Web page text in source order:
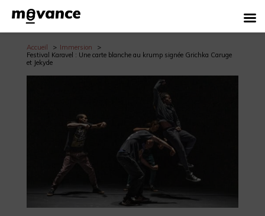
Accueil
Immersion
Festival Karavel : Une carte blanche au krump signée Grichka Caruge
et Jekyde